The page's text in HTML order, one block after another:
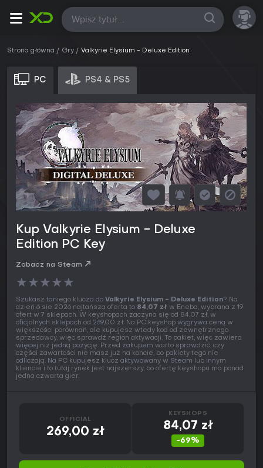
Wszystkie
Strona główna Gry Valkyrie Elysium - Deluxe Edition
PC PS4 & PS5
Kup Valkyrie Elysium - Deluxe
Edition PC Key
Zobacz na Steam
★★★★★
Szukasz taniego klucza do Valkyrie Elysium - Deluxe Edition? Na
dzień 6 sie 2026 najtańsza oferta to 84,07 zł w Eneba, wybrana z 19
ofert w 7 sklepach. W keyshopach zaczyna się od 84,07 zł, w
oficjalnych sklepach od 269,00 zł. Na PC keyshop wygrywa ceną w
większości porównań, ale kupujesz wtedy kod od zewnętrznego
sprzedawcy, więc sprawdź region aktywacji. To pakiet, więc zawiera
więcej niż jedną pozycję. Przed zakupem warto sprawdzić, czy
części zawartości nie masz już na koncie, bo pakiety tego nie
odliczają. Na PC kupujesz klucz aktywowany w Steam lub innym
kliencie i to tutaj rynek jest najszerszy, bo ofertę keyshopu ma ponad
jedna czwarta gier.
OFFICIAL
269,00 zł
KEYSHOPS
84,07 zł
-69%